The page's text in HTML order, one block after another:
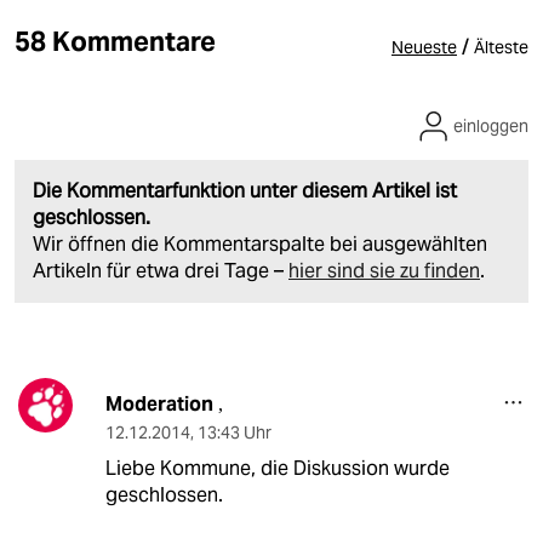
58 Kommentare Neueste / Älteste
Die Kommentarfunktion unter diesem Artikel ist
geschlossen.
Wir öffnen die Kommentarspalte bei ausgewählten
Artikeln für etwa drei Tage – hier sind sie zu finden.
einloggen
Moderation ,
12.12.2014, 13:43 Uhr
Liebe Kommune, die Diskussion wurde
geschlossen.